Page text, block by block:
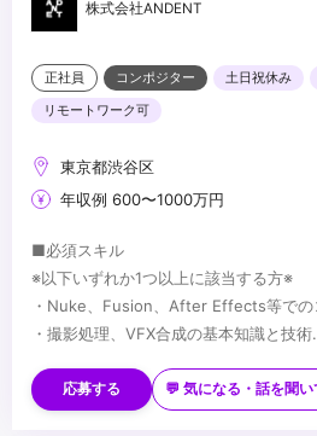
株式会社ANDENT
正社員 コンポジター 土日祝休み
リモートワーク可
東京都渋谷区
年収例 600〜1000万円
■必須スキル
※以下いずれか1つ以上に該当する方※
・Nuke、Fusion、After Effects等での
・撮影処理、VFX合成の基本知識と技術
・アニメ、実写、3D問わず、ハイエン
経験
応募する 💬 気になる・話を聞